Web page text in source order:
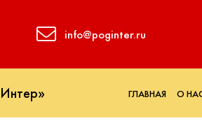
info@poginter.ru
ГЛАВНАЯ О